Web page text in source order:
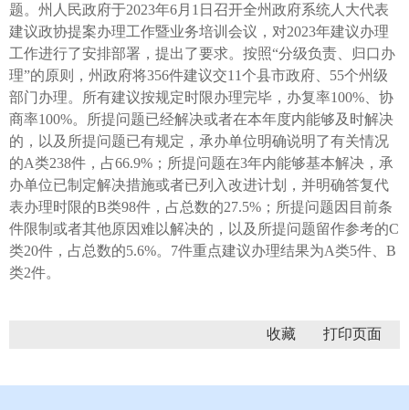
题。州人民政府于2023年6月1日召开全州政府系统人大代表
建议政协提案办理工作暨业务培训会议，对2023年建议办理
工作进行了安排部署，提出了要求。按照“分级负责、归口办
理”的原则，州政府将356件建议交11个县市政府、55个州级
部门办理。所有建议按规定时限办理完毕，办复率100%、协
商率100%。所提问题已经解决或者在本年度内能够及时解决
的，以及所提问题已有规定，承办单位明确说明了有关情况
的A类238件，占66.9%；所提问题在3年内能够基本解决，承
办单位已制定解决措施或者已列入改进计划，并明确答复代
表办理时限的B类98件，占总数的27.5%；所提问题因目前条
件限制或者其他原因难以解决的，以及所提问题留作参考的C
类20件，占总数的5.6%。7件重点建议办理结果为A类5件、B
类2件。
收藏